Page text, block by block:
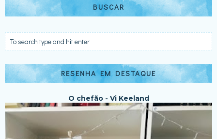
BUSCAR
RESENHA EM DESTAQUE
O chefão - Vi Keeland